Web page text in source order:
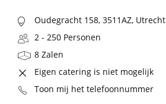
Oudegracht 158, 3511AZ, Utrecht
2 - 250 Personen
8 Zalen
Eigen catering is niet mogelijk
Toon mij het telefoonnummer